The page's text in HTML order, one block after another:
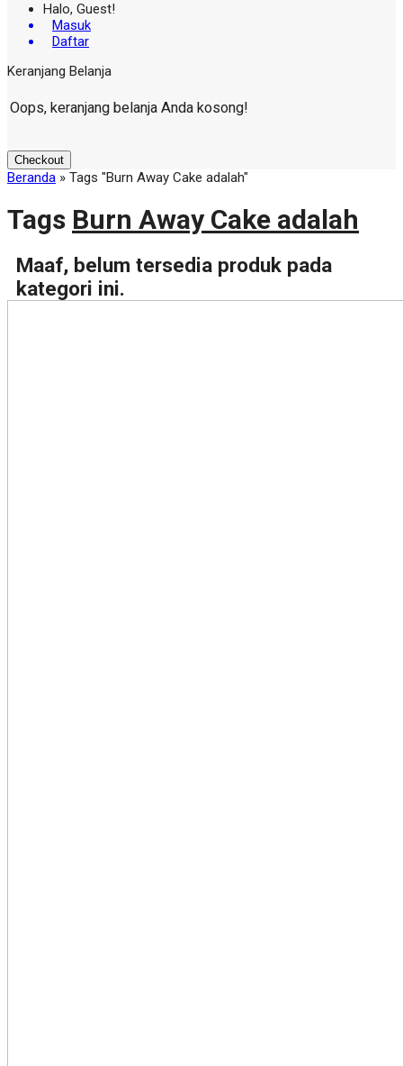
Halo, Guest!
Masuk
Daftar
Keranjang Belanja
Oops, keranjang belanja Anda kosong!
Checkout
Beranda » Tags "Burn Away Cake adalah"
Tags Burn Away Cake adalah
Maaf, belum tersedia produk pada
kategori ini.